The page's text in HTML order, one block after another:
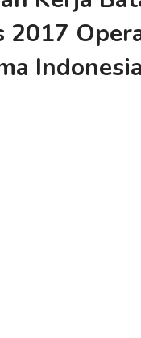
2017
Indonesia